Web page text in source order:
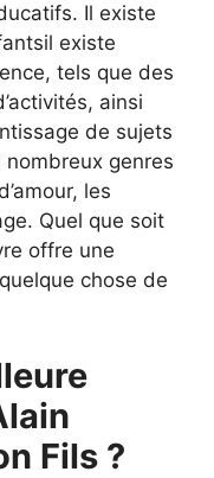
Il existe
existe
tels que des
ainsi
de sujets
genres
les
Quel que soit
offre une
chose de
Fils ?